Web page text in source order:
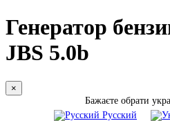
Генератор
JBS 5.0b
×
Бажаєте обрати
Русский